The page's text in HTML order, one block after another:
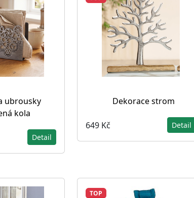
ubrousky
kola
Detail
Dekorace strom
649 Kč Detail
TOP